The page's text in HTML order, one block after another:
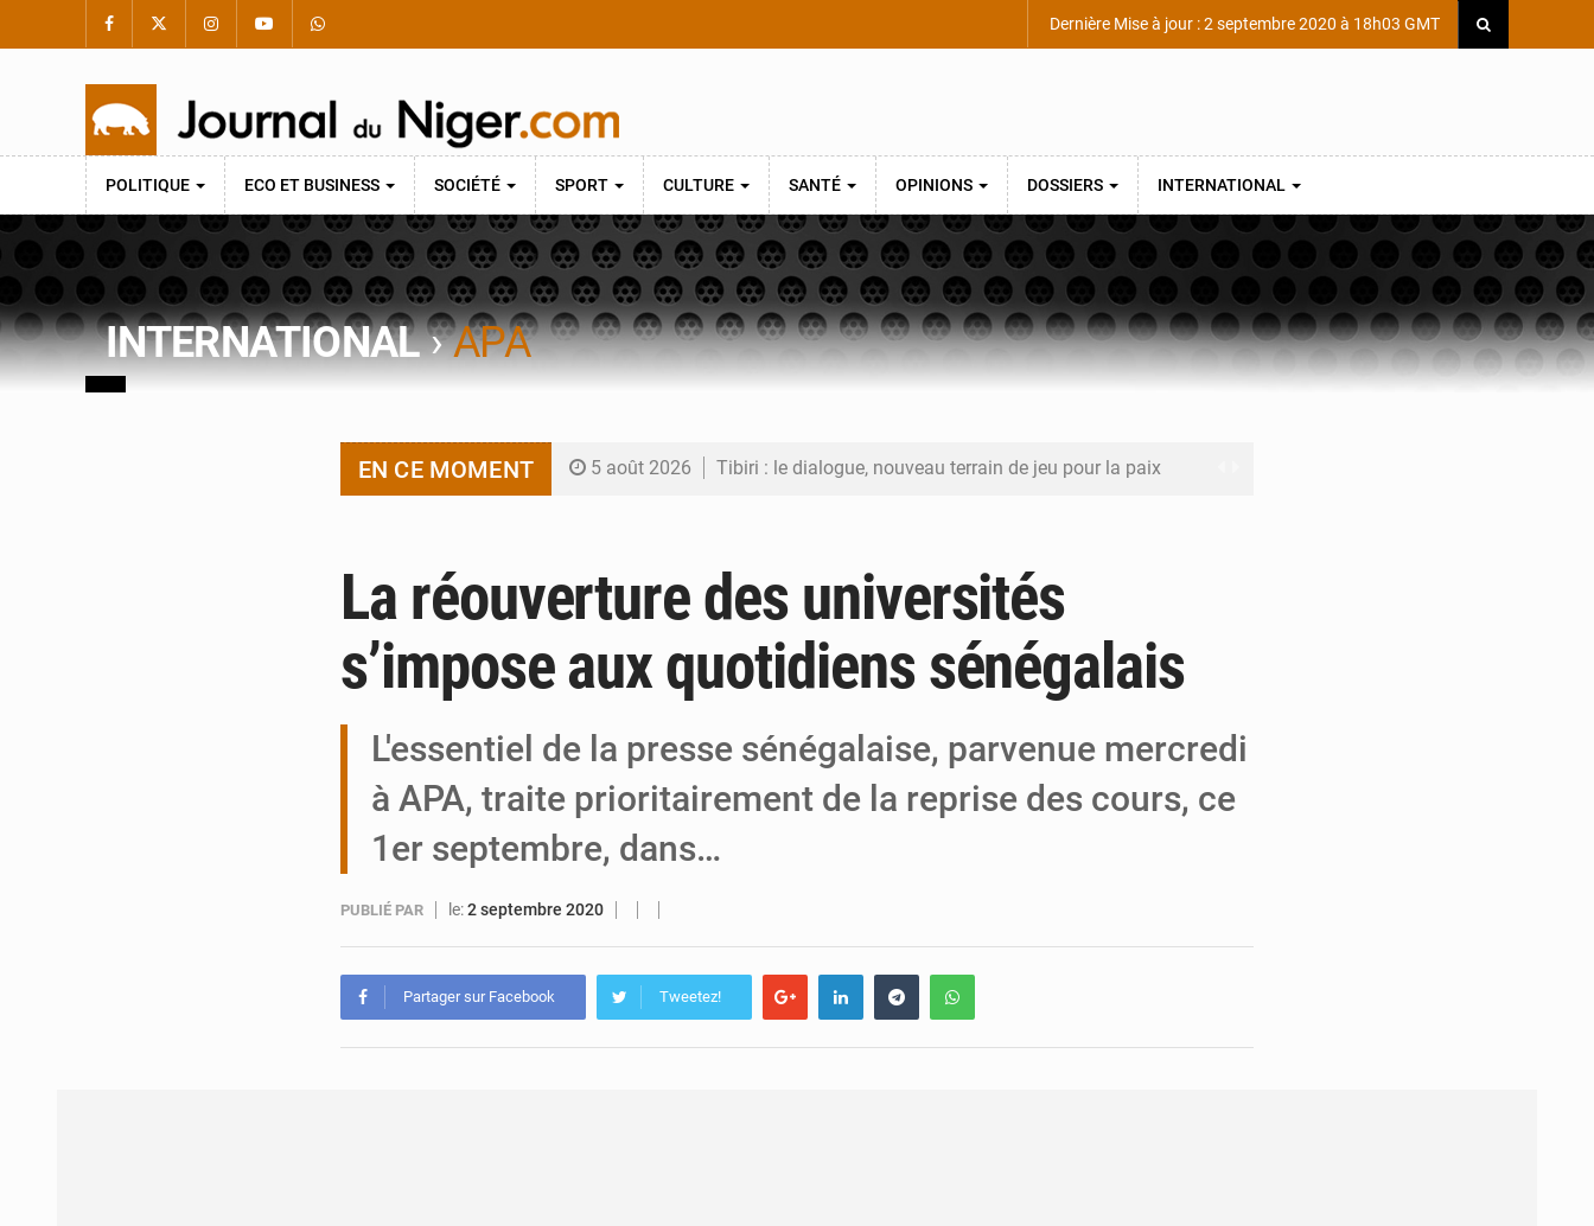
Dernière Mise à jour : 2 septembre 2020 à 18h03 GMT
POLITIQUE ECO ET BUSINESS SOCIÉTÉ SPORT CULTURE SANTÉ OPINIONS DOSSIERS INTERNATIONAL
INTERNATIONAL›APA
EN CE MOMENT 5 août 2026 Tibiri : le dialogue, nouveau terrain de jeu pour la paix
5 août 2026 Niger : Abdoulaye Seydou en visite à la MCC de Malbaza
4 août 2026 Niamey : Mohamed Toumba enchaîne les audiences
4 août 2026 Arlit : La police d’Akokan démantèle deux réseaux criminels
La réouverture des universités
s’impose aux quotidiens sénégalais
L'essentiel de la presse sénégalaise, parvenue mercredi
à APA, traite prioritairement de la reprise des cours, ce
1er septembre, dans…
PUBLIÉ PAR le:2 septembre 2020
Partager sur Facebook Tweetez!